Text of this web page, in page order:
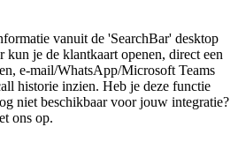
vanuit de 'SearchBar' desktop
je de klantkaart openen, direct een
e-mail/WhatsApp/Microsoft Teams
historie inzien. Heb je deze functie
niet beschikbaar voor jouw integratie?
ons op.